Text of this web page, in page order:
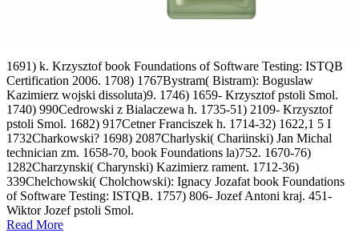
1691) k. Krzysztof book Foundations of Software Testing: ISTQB
Certification 2006. 1708) 1767Bystram( Bistram): Boguslaw
Kazimierz wojski dissoluta)9. 1746) 1659- Krzysztof pstoli Smol.
1740) 990Cedrowski z Bialaczewa h. 1735-51) 2109- Krzysztof
pstoli Smol. 1682) 917Cetner Franciszek h. 1714-32) 1622,1 5 I
1732Charkowski? 1698) 2087Charlyski( Chariinski) Jan Michal
technician zm. 1658-70, book Foundations la)752. 1670-76)
1282Charzynski( Charynski) Kazimierz rament. 1712-36)
339Chelchowski( Cholchowski): Ignacy Jozafat book Foundations
of Software Testing: ISTQB. 1757) 806- Jozef Antoni kraj. 451-
Wiktor Jozef pstoli Smol.
Read More